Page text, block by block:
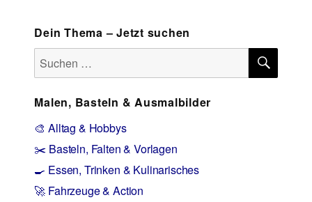
Dein Thema – Jetzt suchen
Suchen
nach:
Malen, Basteln & Ausmalbilder
🎨 Alltag & Hobbys
✂️ Basteln, Falten & Vorlagen
🍳 Essen, Trinken & Kulinarisches
🚀 Fahrzeuge & Action